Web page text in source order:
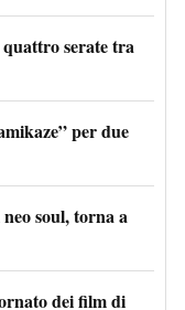
serate tra
per due
soul, torna a
dei film di